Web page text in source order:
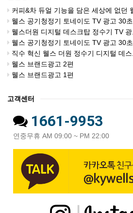
커피&차 듀얼 기능을 담은 세상에 없던
웰스 공기청정기 토네이도 TV 광고 30
웰스더원 디지털 데스크탑 정수기 TV 광
웰스 공기청정기 토네이도 TV 광고 30초
직수 혁신 웰스 더원 정수기 디지털 데
웰스 브랜드광고 2편
웰스 브랜드광고 1편
고객센터
1661-9953
연중무휴 AM 09:00 ~ PM 22:00